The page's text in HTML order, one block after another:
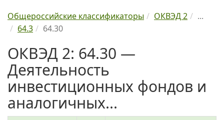
Общероссийские классификаторы ОКВЭД 2
...
64.3
64.30
ОКВЭД 2: 64.30 —
Деятельность
инвестиционных фондов и
аналогичных...